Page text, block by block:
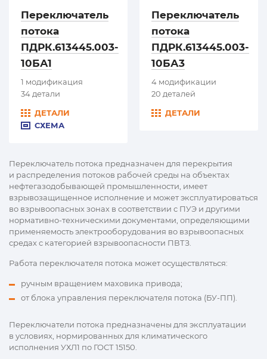
Переключатель
потока
ПДРК.613445.003-
10БА1
1 модификация
34 детали
ДЕТАЛИ
СХЕМА
Переключатель
потока
ПДРК.613445.003-
10БА3
4 модификации
20 деталей
ДЕТАЛИ
Переключатель потока предназначен для перекрытия
и распределения потоков рабочей среды на объектах
нефтегазодобывающей промышленности, имеет
взрывозащищенное исполнение и может эксплуатироваться
во взрывоопасных зонах в соответствии с ПУЭ и другими
нормативно-техническими документами, определяющими
применяемость электрооборудования во взрывоопасных
средах с категорией взрывоопасности ПВТЗ.
Работа переключателя потока может осуществляться:
ручным вращением маховика привода;
от блока управления переключателя потока (БУ-ПП).
Переключатели потока предназначены для эксплуатации
в условиях, нормированных для климатического
исполнения УХЛ1 по ГОСТ 15150.